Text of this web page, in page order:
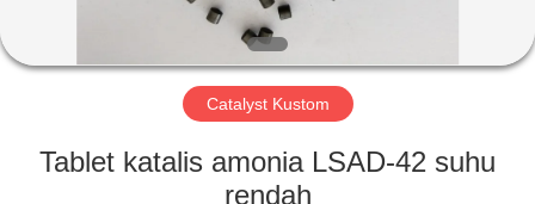
TUR
Catalyst Kustom
Tablet katalis amonia LSAD-42 suhu
rendah